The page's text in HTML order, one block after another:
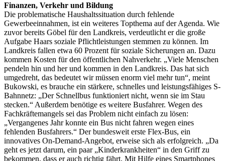
Finanzen, Verkehr und Bildung
Die problematische Haushaltssituation durch fehlende
Gewerbeeinnahmen, ist ein weiteres Topthema auf der Agenda. Wie
zuvor bereits Göbel für den Landkreis, verdeutlicht er die große
Aufgabe Haars soziale Pflichtleistungen stemmen zu können. Im
Landkreis fallen etwa 60 Prozent für soziale Sicherungen an. Dazu
kommen Kosten für den öffentlichen Nahverkehr. „Viele Menschen
pendeln hin und her und kommen in den Landkreis. Das hat sich
umgedreht, das bedeutet wir müssen enorm viel mehr tun“, meint
Bukowski, es brauche ein stärkere, schnelles und leistungsfähiges S-
Bahnnetz: „Der Schnellbus funktioniert nicht, wenn sie im Stau
stecken.“ Außerdem benötige es weitere Busfahrer. Wegen des
Fachkräftemangels sei das Problem nicht einfach zu lösen:
„Vergangenes Jahr konnte ein Bus nicht fahren wegen eines
fehlenden Busfahrers.“ Der bundesweit erste Flex-Bus, ein
innovatives On-Demand-Angebot, erweise sich als erfolgreich. „Da
geht es jetzt darum, ein paar „Kinderkrankheiten“ in den Griff zu
bekommen, dass er auch richtig fährt. Mit Hilfe eines Smartphones